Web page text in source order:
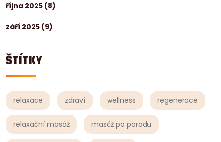
října 2025 (8)
září 2025 (9)
ŠTÍTKY
relaxace zdraví wellness regenerace
relaxační masáž masáž po porodu